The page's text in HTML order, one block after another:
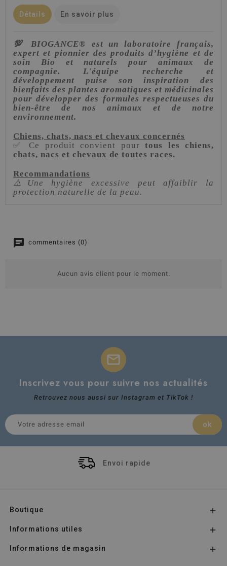
Détails En savoir plus
💯
BIOGANCE® est un laboratoire français,
expert et pionnier des produits d’hygiène et de
soin Bio et naturels pour animaux de
compagnie. L'équipe recherche et
développement puise son inspiration des
bienfaits des plantes aromatiques et médicinales
pour développer des formules respectueuses du
bien-être de nos animaux et de notre
environnement.
Chiens, chats, nacs et chevaux concernés
✅ Ce produit convient pour tous les chiens,
chats, nacs et chevaux de toutes races.
Recommandations
⚠️Une hygiène excessive peut affaiblir la
protection naturelle de la peau.
commentaires (0)
Aucun avis client pour le moment.
mail
Inscrivez vous pour suivre nos actualités
Retrouvez nous aussi sur Instagram et TikTok !
Envoi rapide
Boutique 
Informations utiles 
Informations de magasin 